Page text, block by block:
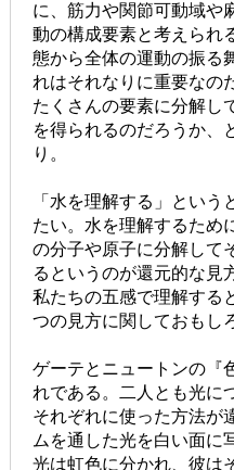
に、筋力や関節可動域や
動の構成要素と考えられ
態から全体の運動の振る
れはそれなりに重要なの
たくさんの要素に分解し
を得られるのだろうか、
り。
「水を理解する」という
たい。水を理解するため
の分子や原子に分解して
るというのが還元的な見
私たちの五感で理解する
つの見方に関しておもし
ゲーテとニュートンの『
れである。二人とも光に
それぞれに使った方法が
ムを通した光を白い面に
光は虹色に分かれ、彼は